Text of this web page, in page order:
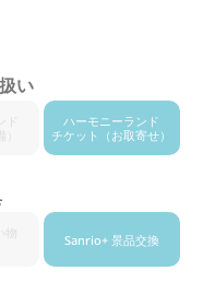
い
ド
）
ハーモニーランド
チケット
（お取寄せ）
Sanrio+ 景品交換